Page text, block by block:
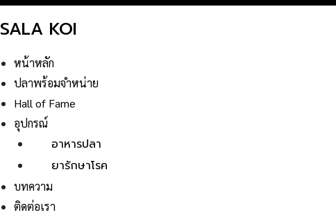
SALA KOI
หน้าหลัก
ปลาพร้อมจำหน่าย
Hall of Fame
อุปกรณ์
อาหารปลา
ยารักษาโรค
บทความ
ติดต่อเรา